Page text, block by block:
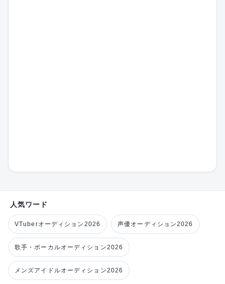
人気ワード
VTuberオーディション2026 声優オーディション2026
歌手・ボーカルオーディション2026
メンズアイドルオーディション2026